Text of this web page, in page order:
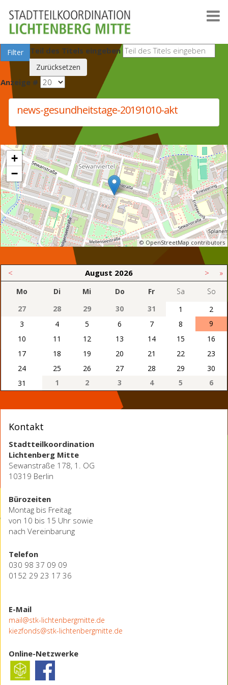
Teil des Titels eingeben
Filter
Zurücksetzen
Anzeige #
news-gesundheitstage-20191010-akt
+
−
© OpenStreetMap contributors
< August 2026 > »
Mo Di Mi Do Fr Sa
So
27
28 29 30 31 1
2
3
4 5 6 7 8
9
10
11 12 13 14 15
16
17
18 19 20 21 22
23
24
25 26 27 28 29
30
31
1 2 3 4 5 6
Kontakt
Stadtteilkoordination
Lichtenberg Mitte
Sewanstraße 178, 1. OG
10319 Berlin
Bürozeiten
Montag bis Freitag
von 10 bis 15 Uhr sowie
nach Vereinbarung
Telefon
030 98 37 09 09
0152 29 23 17 36
E-Mail
mail@stk-lichtenbergmitte.de
kiezfonds@stk-lichtenbergmitte.de
Online-Netzwerke